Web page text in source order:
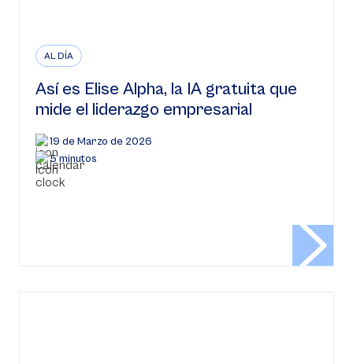
AL DÍA
Así es Elise Alpha, la IA gratuita que
mide el liderazgo empresarial
19 de Marzo de 2026
5 minutos